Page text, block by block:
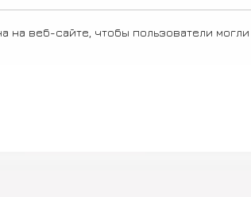
на веб-сайте, чтобы пользователи